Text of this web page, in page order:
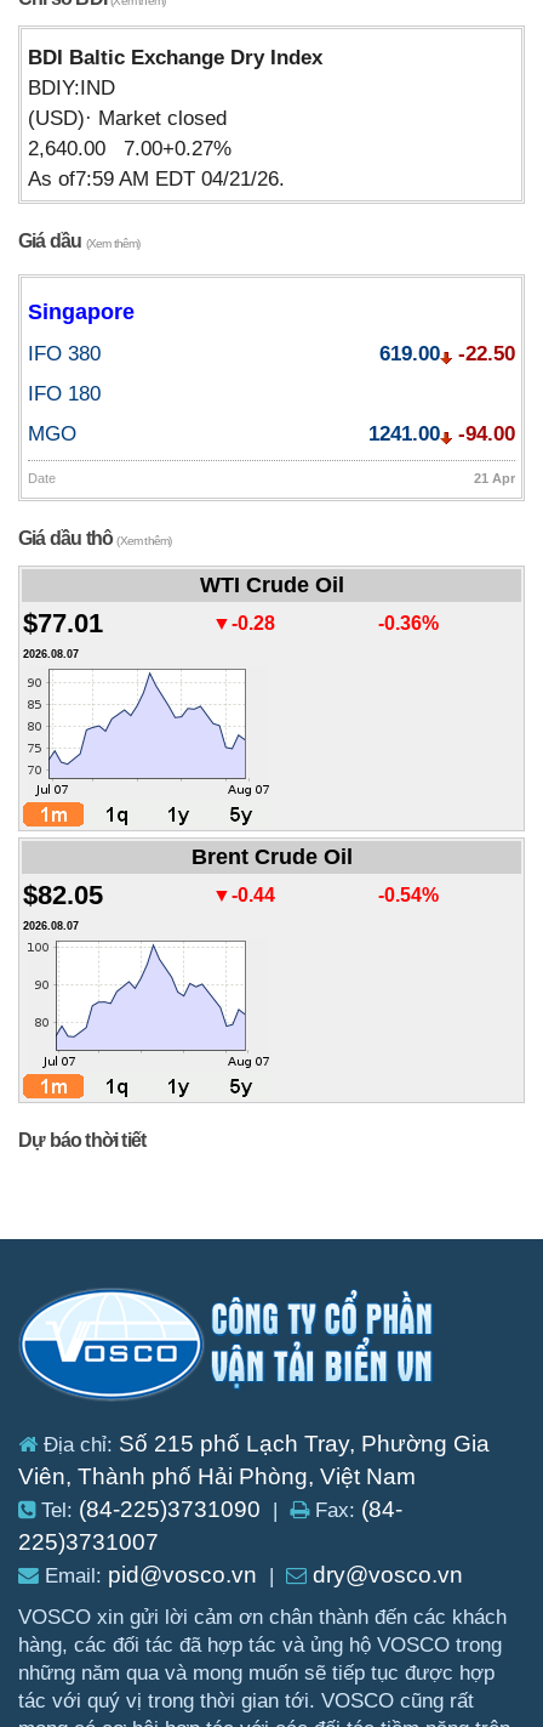
BDI Baltic Exchange Dry Index
BDIY:IND
(USD)· Market closed
2,640.00 7.00+0.27%
As of7:59 AM EDT 04/21/26.
Giá dầu (Xem thêm)
Singapore
IFO 380 619.00
-22.50
IFO 180
MGO
1241.00 -94.00
Date 21 Apr
Giá dầu thô(Xem thêm)
WTI Crude Oil
$77.01 ▼-0.28 -0.36%
2026.08.07
Brent Crude Oil
$82.05 ▼-0.44 -0.54%
2026.08.07
Dự báo thời tiết
Địa chỉ: Số 215 phố Lạch Tray, Phường Gia
Viên, Thành phố Hải Phòng, Việt Nam
Tel: (84-225)3731090 | Fax: (84-
225)3731007
Email: pid@vosco.vn | dry@vosco.vn
VOSCO xin gửi lời cảm ơn chân thành đến các khách
hàng, các đối tác đã hợp tác và ủng hộ VOSCO trong
những năm qua và mong muốn sẽ tiếp tục được hợp
tác với quý vị trong thời gian tới. VOSCO cũng rất